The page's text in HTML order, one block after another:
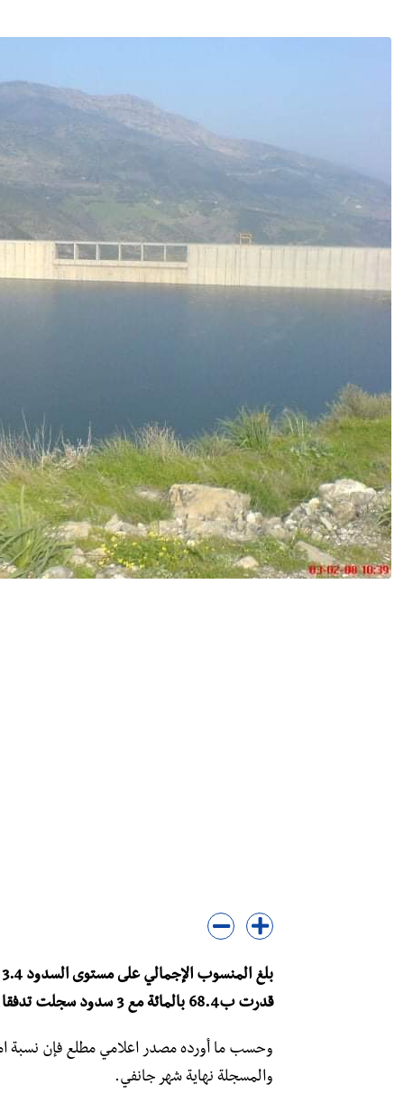
قدرت ب68.4 بالمائة مع 3 سدود سجلت تدفقا وتمثلت في سد بني هارون سدي بني زيد و زيت العنبة.
والمسجلة نهاية شهر جانفي.